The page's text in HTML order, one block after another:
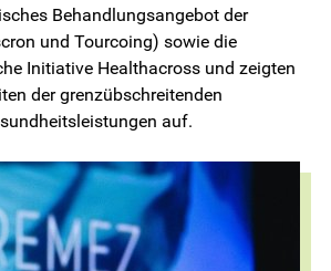
Behandlungsangebot der
und Tourcoing) sowie die
Initiative Healthacross und zeigten
der grenzübschreitenden
auf.